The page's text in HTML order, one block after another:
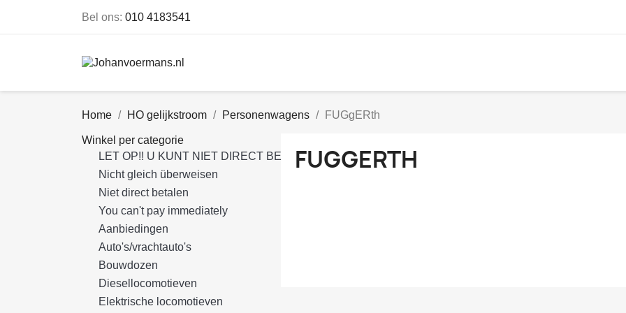
Bel ons: 010 4183541
Home HO gelijkstroom Personenwagens FUGgERth
Winkel per categorie
LET OP!! U KUNT NIET DIRECT BETALEN VIA DE WEBSITE, U ONTVANGT ALTIJD EEN MAIL VAN MIJ!
Nicht gleich überweisen
Niet direct betalen
You can't pay immediately
Aanbiedingen
Auto's/vrachtauto's
Bouwdozen
Diesellocomotieven
Elektrische locomotieven
FUGGERTH